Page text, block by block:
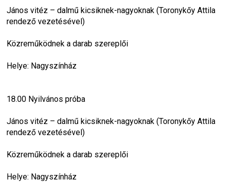
János vitéz – dalmű kicsiknek-nagyoknak (Toronykőy Attila
rendező vezetésével)
Közreműködnek a darab szereplői
Helye: Nagyszínház
18.00 Nyilvános próba
János vitéz – dalmű kicsiknek-nagyoknak (Toronykőy Attila
rendező vezetésével)
Közreműködnek a darab szereplői
Helye: Nagyszínház